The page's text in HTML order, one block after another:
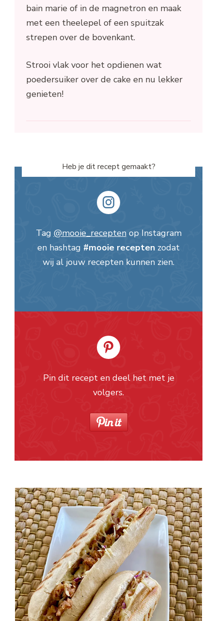
bain marie of in de magnetron en maak
met een theelepel of een spuitzak
strepen over de bovenkant.
Strooi vlak voor het opdienen wat
poedersuiker over de cake en nu lekker
genieten!
Heb je dit recept gemaakt?
Tag @mooie_receptenop Instagram
en hashtag #mooie recepten zodat
wij al jouw recepten kunnen zien.
Pin dit recept en deel het met je
volgers.